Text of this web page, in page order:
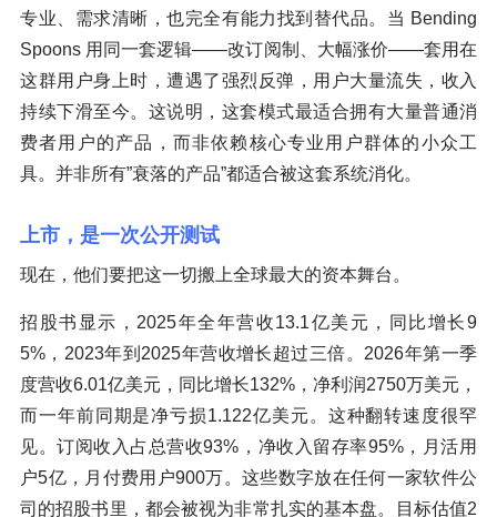
专业、需求清晰，也完全有能力找到替代品。当 Bending
Spoons 用同一套逻辑——改订阅制、大幅涨价——套用在
这群用户身上时，遭遇了强烈反弹，用户大量流失，收入
持续下滑至今。这说明，这套模式最适合拥有大量普通消
费者用户的产品，而非依赖核心专业用户群体的小众工
具。并非所有”衰落的产品”都适合被这套系统消化。
上市，是一次公开测试
现在，他们要把这一切搬上全球最大的资本舞台。
招股书显示，2025年全年营收13.1亿美元，同比增长9
5%，2023年到2025年营收增长超过三倍。2026年第一季
度营收6.01亿美元，同比增长132%，净利润2750万美元，
而一年前同期是净亏损1.122亿美元。这种翻转速度很罕
见。订阅收入占总营收93%，净收入留存率95%，月活用
户5亿，月付费用户900万。这些数字放在任何一家软件公
司的招股书里，都会被视为非常扎实的基本盘。目标估值2